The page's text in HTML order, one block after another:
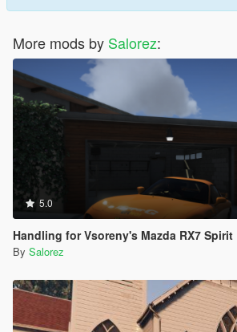
More mods by Salorez:
5.0
Handling for Vsoreny's Mazda RX7 Spirit
By Salorez